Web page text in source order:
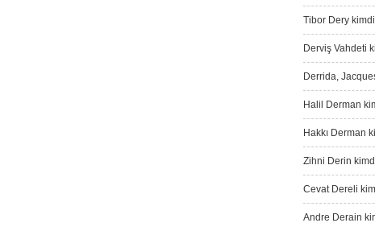
Tibor Dery
Derviş Vah­deti
Derrida,
Halil Derman
Hakkı Derman
Zihni Derin
Cevat Dereli
Andre Derain